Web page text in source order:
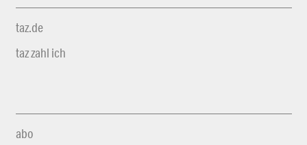
taz.de
taz zahl ich
abo